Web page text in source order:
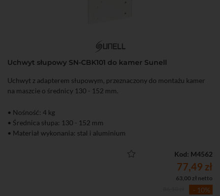
Uchwyt słupowy SN-CBK101 do kamer Sunell
Uchwyt z adapterem słupowym, przeznaczony do montażu kamer
na maszcie o średnicy 130 - 152 mm.
• Nośność: 4 kg
• Średnica słupa: 130 - 152 mm
• Materiał wykonania: stal i aluminium
Kod: M4562
77,49 zł
63,00 zł netto
- 10%